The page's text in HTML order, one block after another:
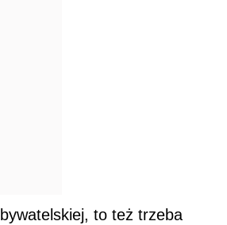
to też trzeba